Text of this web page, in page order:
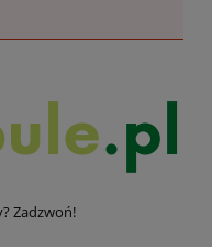
Zadzwoń!